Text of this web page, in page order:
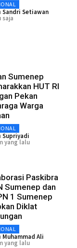
Sandri Setiawan
saja
Sumenep
HUT RI
Pekan
Warga
Supriyadi
yang lalu
Paskibra
Sumenep dan
1 Sumenep
Diklat
Muhammad Ali
yang lalu